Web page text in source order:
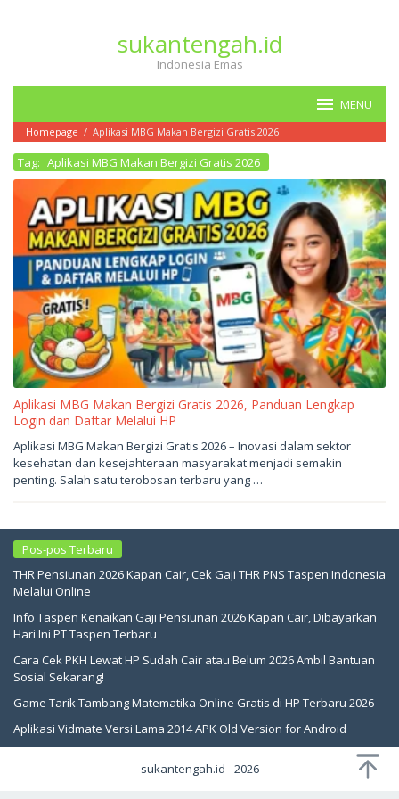
sukantengah.id
Indonesia Emas
MENU
Homepage / Aplikasi MBG Makan Bergizi Gratis 2026
Tag: Aplikasi MBG Makan Bergizi Gratis 2026
Aplikasi MBG Makan Bergizi Gratis 2026, Panduan Lengkap
Login dan Daftar Melalui HP
Mei
24,
2026
oleh
sukantengah
Aplikasi MBG Makan Bergizi Gratis 2026 – Inovasi dalam sektor
kesehatan dan kesejahteraan masyarakat menjadi semakin
penting. Salah satu terobosan terbaru yang …
Pos-pos Terbaru
THR Pensiunan 2026 Kapan Cair, Cek Gaji THR PNS Taspen Indonesia
Melalui Online
Info Taspen Kenaikan Gaji Pensiunan 2026 Kapan Cair, Dibayarkan
Hari Ini PT Taspen Terbaru
Cara Cek PKH Lewat HP Sudah Cair atau Belum 2026 Ambil Bantuan
Sosial Sekarang!
Game Tarik Tambang Matematika Online Gratis di HP Terbaru 2026
Aplikasi Vidmate Versi Lama 2014 APK Old Version for Android
sukantengah.id - 2026